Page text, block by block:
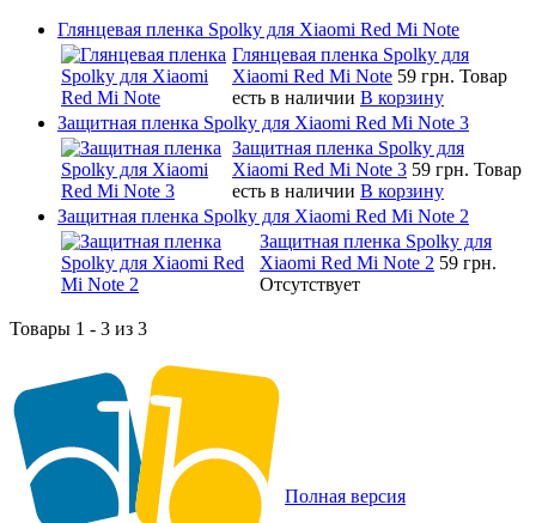
Глянцевая пленка Spolky для Xiaomi Red Mi Note
Глянцевая пленка Spolky для
Xiaomi Red Mi Note 59 грн. Товар
есть в наличии В корзину
Защитная пленка Spolky для Xiaomi Red Mi Note 3
Защитная пленка Spolky для
Xiaomi Red Mi Note 3 59 грн. Товар
есть в наличии В корзину
Защитная пленка Spolky для Xiaomi Red Mi Note 2
Защитная пленка Spolky для
Xiaomi Red Mi Note 2 59 грн.
Отсутствует
Товары 1 - 3 из 3
Полная версия